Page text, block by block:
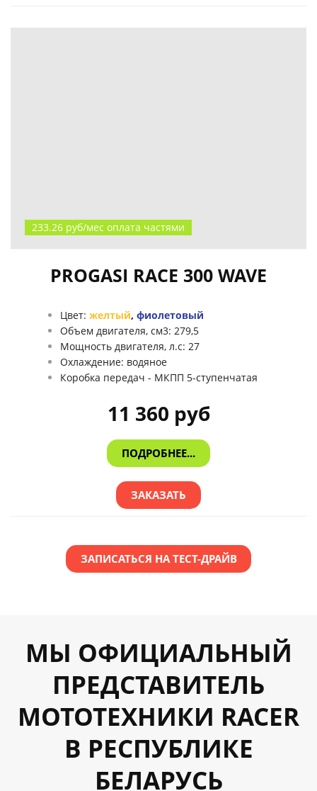
233.26 руб/мес оплата частями
PROGASI RACE 300 WAVE
Цвет: желтый, фиолетовый
Объем двигателя, см3: 279,5
Мощность двигателя, л.с: 27
Охлаждение: водяное
Коробка передач - МКПП 5-ступенчатая
11 360 руб
ПОДРОБНЕЕ...
ЗАКАЗАТЬ
ЗАПИСАТЬСЯ НА ТЕСТ-ДРАЙВ
МЫ ОФИЦИАЛЬНЫЙ
ПРЕДСТАВИТЕЛЬ
МОТОТЕХНИКИ RACER
В РЕСПУБЛИКЕ
БЕЛАРУСЬ